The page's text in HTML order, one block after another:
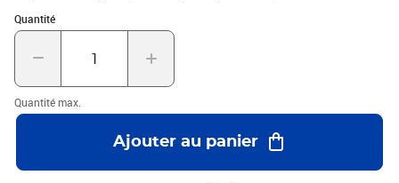
Quantité
Quantité : 1
Quantité max.
Ajouter au panier